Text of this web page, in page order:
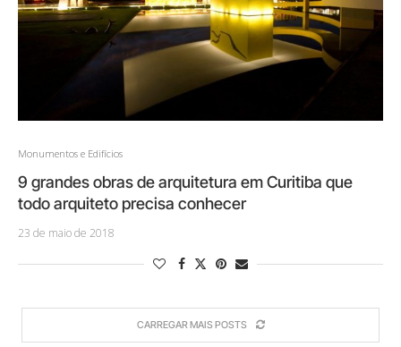
Monumentos e Edifícios
9 grandes obras de arquitetura em Curitiba que
todo arquiteto precisa conhecer
23 de maio de 2018
CARREGAR MAIS POSTS